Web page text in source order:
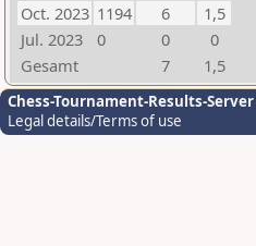
Oct. 2023 1194 6
1,5
Jul. 2023
0 0
0
Gesamt
7 1,5
Chess-Tournament-Results-Server
Legal details/Terms of use